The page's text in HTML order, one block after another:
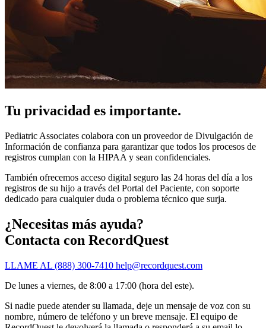
Tu privacidad es importante.
Pediatric Associates colabora con un proveedor de Divulgación de
Información de confianza para garantizar que todos los procesos de
registros cumplan con la HIPAA y sean confidenciales.
También ofrecemos acceso digital seguro las 24 horas del día a los
registros de su hijo a través del Portal del Paciente, con soporte
dedicado para cualquier duda o problema técnico que surja.
¿Necesitas más ayuda?
Contacta con RecordQuest
LLAME AL (888) 300-7410 help@recordquest.com
De lunes a viernes, de 8:00 a 17:00 (hora del este).
Si nadie puede atender su llamada, deje un mensaje de voz con su
nombre, número de teléfono y un breve mensaje. El equipo de